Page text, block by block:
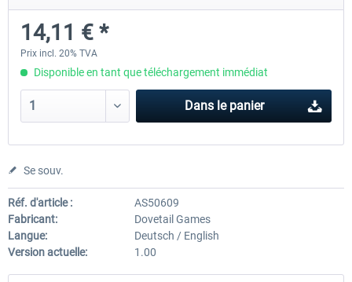
18,00 € *
14,11 € *
Prix incl. 20% TVA
Disponible en tant que téléchargement immédiat
Dans le panier
Se souv.
Réf. d'article :
AS50609
Fabricant:
Dovetail Games
Langue:
Deutsch / English
Version actuelle:
1.00